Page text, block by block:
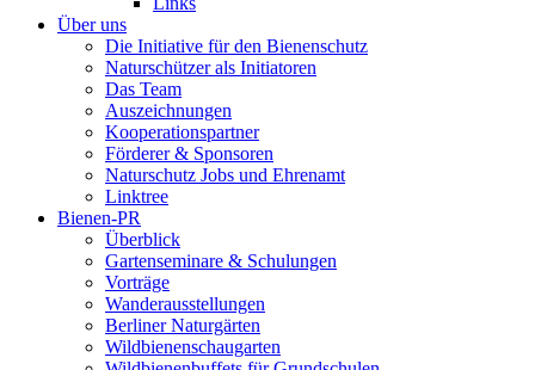
Über uns
Die Initiative für den Bienenschutz
Naturschützer als Initiatoren
Das Team
Auszeichnungen
Kooperationspartner
Förderer & Sponsoren
Naturschutz Jobs und Ehrenamt
Linktree
Bienen-PR
Überblick
Gartenseminare & Schulungen
Vorträge
Wanderausstellungen
Berliner Naturgärten
Wildbienenschaugarten